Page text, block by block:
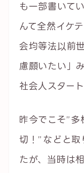
も一部書いて
んて全然イケ
会均等法以前
慮願いたい」
社会人スタート
昨今でこそ”多
切！”などと取
たが、当時は